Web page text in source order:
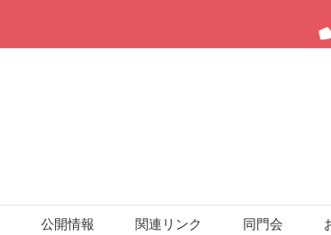
公開情報 関連リンク 同門会